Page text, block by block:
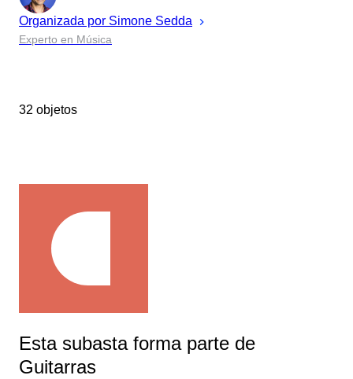
Organizada por Simone Sedda
Experto en Música
32 objetos
Esta subasta forma parte de
Guitarras